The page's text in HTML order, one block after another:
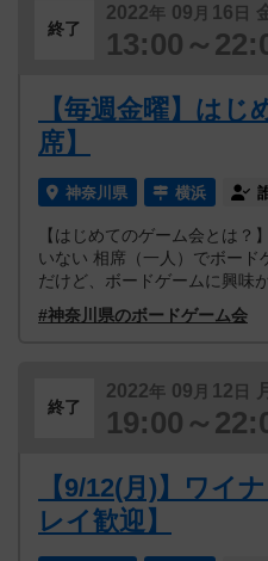
終了
2022年 09 月 16 日
13:00～
【毎週金曜】はじ
席】
神奈川県 横浜
【はじめてのゲーム会とは？
いない 相席（一人）でボード
だけど、ボードゲームに興味
#神奈川県のボードゲーム会
終了
2022年 09 月 12 日 月
19:00～
【9/12(月)】ワイ
レイ歓迎】